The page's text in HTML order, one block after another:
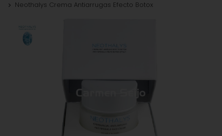
Neothalys Crema Antiarrugas Efecto Botox